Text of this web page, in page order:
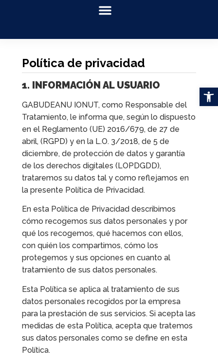
Política de privacidad
1. INFORMACIÓN AL USUARIO
GABUDEANU IONUT, como Responsable del
Tratamiento, le informa que, según lo dispuesto
en el Reglamento (UE) 2016/679, de 27 de
abril, (RGPD) y en la L.O. 3/2018, de 5 de
diciembre, de protección de datos y garantía
de los derechos digitales (LOPDGDD),
trataremos su datos tal y como reflejamos en
la presente Política de Privacidad.
En esta Política de Privacidad describimos
cómo recogemos sus datos personales y por
qué los recogemos, qué hacemos con ellos,
con quién los compartimos, cómo los
protegemos y sus opciones en cuanto al
tratamiento de sus datos personales.
Esta Política se aplica al tratamiento de sus
datos personales recogidos por la empresa
para la prestación de sus servicios. Si acepta las
medidas de esta Política, acepta que tratemos
sus datos personales como se define en esta
Política.